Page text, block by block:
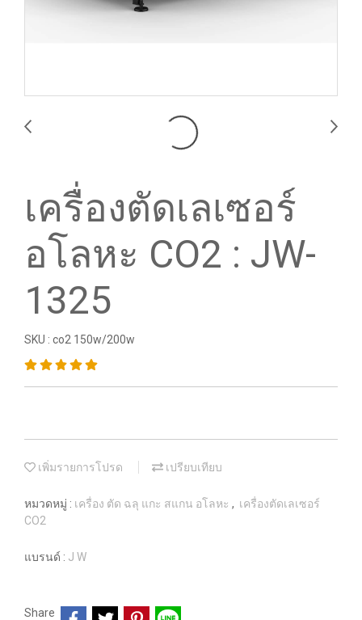
เครื่องตัดเลเซอร์
อโลหะ CO2 : JW-
1325
SKU : co2 150w/200w
เพิ่มรายการโปรด เปรียบเทียบ
หมวดหมู่ : เครื่อง ตัด ฉลุ แกะ สแกน อโลหะ , เครื่องตัดเลเซอร์
CO2
แบรนด์ : J W
Share